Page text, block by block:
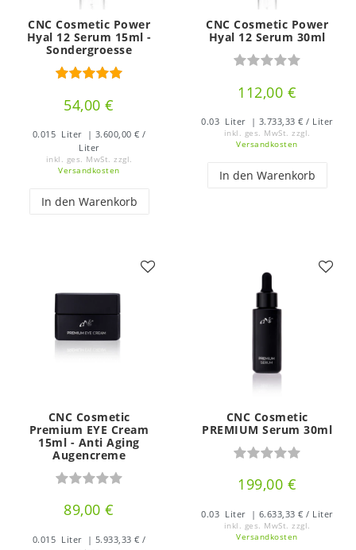
CNC Cosmetic Power
Hyal 12 Serum 15ml -
Sondergroesse
54,00 €
0.015 Liter
| 3.600,00 € /
Liter
inkl. ges. MwSt. zzgl.
Versandkosten
In den Warenkorb
CNC Cosmetic Power
Hyal 12 Serum 30ml
112,00 €
0.03 Liter | 3.733,33 € / Liter
inkl. ges. MwSt. zzgl.
Versandkosten
In den Warenkorb
CNC Cosmetic
Premium EYE Cream
15ml - Anti Aging
Augencreme
89,00 €
0.015 Liter
| 5.933,33 € /
CNC Cosmetic
PREMIUM Serum 30ml
199,00 €
0.03 Liter | 6.633,33 € / Liter
inkl. ges. MwSt.
zzgl.
Versandkosten